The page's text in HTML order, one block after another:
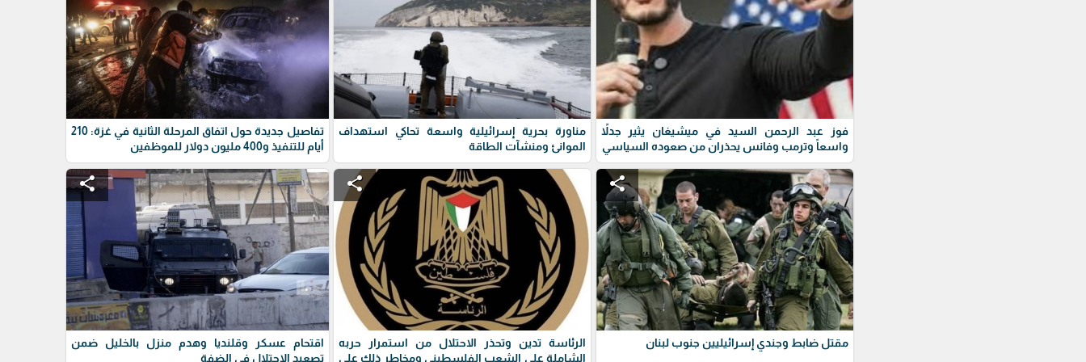
فوز عبد الرحمن السيد في ميشيغان يثير جدلاً
واسعاً وترمب وفانس يحذران من صعوده السياسي
مناورة بحرية إسرائيلية واسعة تحاكي استهداف
الموانئ ومنشآت الطاقة
تفاصيل جديدة حول اتفاق المرحلة الثانية في غزة: 210
أيام للتنفيذ و400 مليون دولار للموظفين
share
مقتل ضابط وجندي إسرائيليين جنوب لبنان
share
الرئاسة تدين وتحذر الاحتلال من استمرار حربه
الشاملة على الشعب الفلسطيني ومخاطر ذلك على
share
اقتحام عسكر وقلنديا وهدم منزل بالخليل ضمن
تصعيد الاحتلال في الضفة